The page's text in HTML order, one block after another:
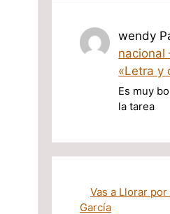
wendy
nacional
«Letra y
Es muy
la tarea
Vas a Llorar
García